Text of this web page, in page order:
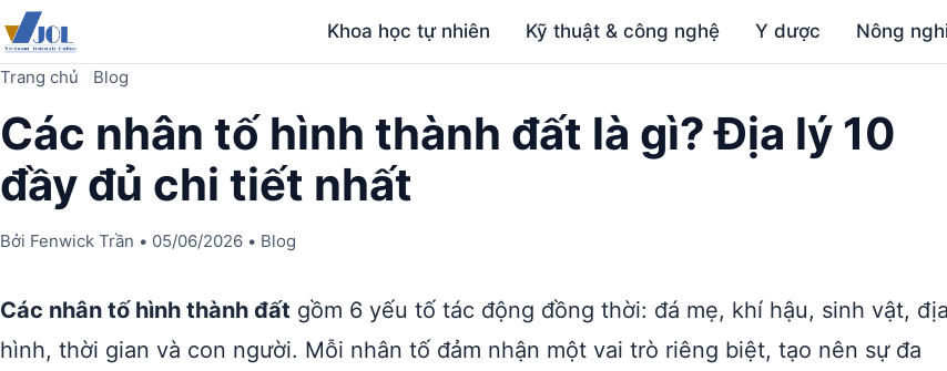
Khoa học tự nhiên Kỹ thuật & công nghệ Y dược Nông
Trang chủ Blog
Các nhân tố hình thành đất là gì? Địa lý 10
đầy đủ chi tiết nhất
Bởi Fenwick Trần • 05/06/2026 • Blog
Các nhân tố hình thành đất gồm 6 yếu tố tác động đồng thời: đá mẹ, khí hậu, sinh vật, địa
hình, thời gian và con người. Mỗi nhân tố đảm nhận một vai trò riêng biệt, tạo nên sự đa